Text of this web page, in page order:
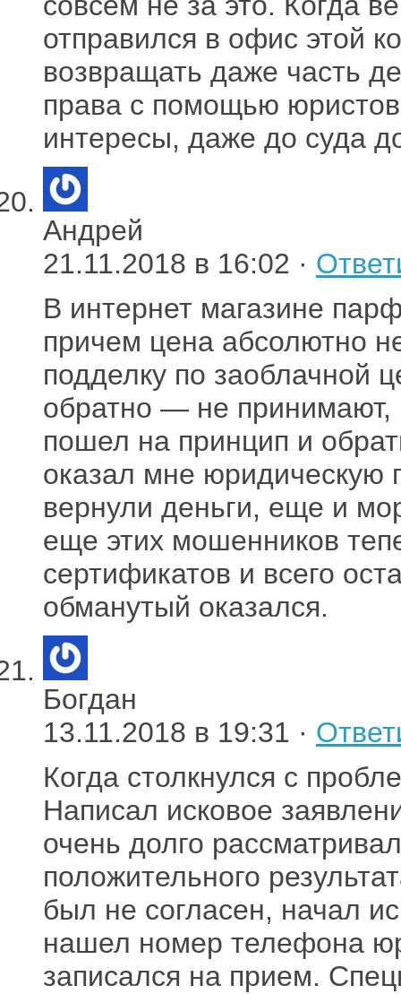
отправился в офис этой
возвращать даже часть
права с помощью
интересы, даже до суда
Андрей
21.11.2018 в 16:02 ·
В интернет магазине
причем цена абсолютно
подделку по заоблачной
обратно — не
пошел на принцип и
оказал мне юридическую
вернули деньги, еще и
еще этих мошенников
сертификатов и всего
обманутый оказался.
Богдан
13.11.2018 в 19:31 ·
Когда столкнулся с
Написал исковое
очень долго
положительного
был не согласен, начал
нашел номер телефона
записался на прием.